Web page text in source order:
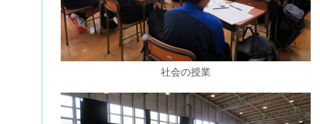
社会の授業